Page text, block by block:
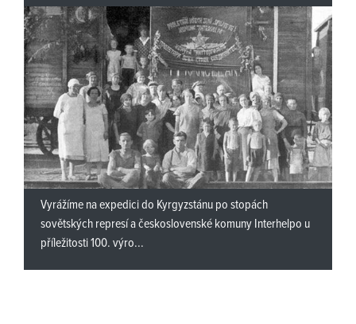
Vyrážíme na expedici do Kyrgyzstánu po stopách
sovětských represí a československé komuny Interhelpo u
příležitosti 100. výro...